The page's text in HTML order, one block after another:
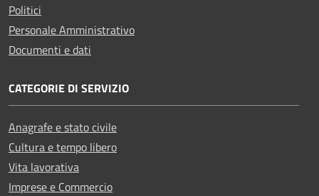
Politici
Personale Amministrativo
Documenti e dati
CATEGORIE DI SERVIZIO
Anagrafe e stato civile
Cultura e tempo libero
Vita lavorativa
Imprese e Commercio